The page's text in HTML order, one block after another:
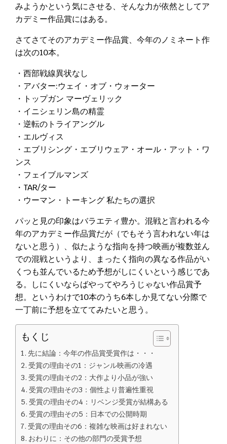
みようかという気にさせる、そんな力が依然としてア
カデミー作品賞にはある。
さてさてそのアカデミー作品賞、今年のノミネート作
は次の10本。
・西部戦線異状なし
・アバター:ウェイ・オブ・ウォーター
・トップガン マーヴェリック
・イニシェリン島の精霊
・逆転のトライアングル
・エルヴィス
・エブリシング・エブリウェア・オール・アット・ワ
ンス
・フェイブルマンズ
・TAR/ター
・ウーマン・トーキング 私たちの選択
パッと見の印象はバラエティ豊か。混戦と言われる今
年のアカデミー作品賞だが（でもそう言われない年は
ないと思う）、似たような指向を持つ映画が複数並ん
での混戦というより、まったく指向の異なる作品がい
くつも並んでいるため予想がしにくいという感じであ
る。しにくいならばやってやろうじゃない作品賞予
想。というわけで10本のうち6本しか見てない分際で
一丁前に予想を立ててみたいと思う。
もくじ
先に結論：今年の作品賞受賞作は・・・
受賞の理由その1：ジャンル映画の冷遇
受賞の理由その2：大作より小品が強い
受賞の理由その3：個性より普遍性重視
受賞の理由その4：リベンジ受賞が結構ある
受賞の理由その5：日本での公開時期
受賞の理由その6：複雑な映画は好まれない
おわりに：その他の部門の受賞予想